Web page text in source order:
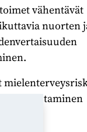
vähentävät
nuorten
vahvistaminen